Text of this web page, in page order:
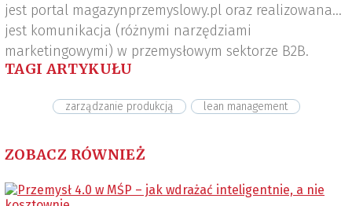
jest portal magazynprzemyslowy.pl oraz realizowana
jest komunikacja (różnymi narzędziami
marketingowymi) w przemysłowym sektorze B2B.
TAGI ARTYKUŁU
zarządzanie produkcją lean management
ZOBACZ RÓWNIEŻ